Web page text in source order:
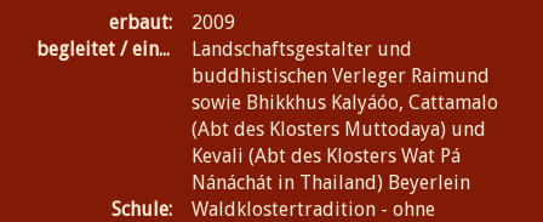
erbaut:
2009
begleitet / eingeweiht durch:
Landschaftsgestalter und
buddhistischen Verleger Raimund
sowie Bhikkhus Kalyáóo, Cattamalo
(Abt des Klosters Muttodaya) und
Kevali (Abt des Klosters Wat Pá
Nánáchát in Thailand) Beyerlein
Schule:
Waldklostertradition - ohne